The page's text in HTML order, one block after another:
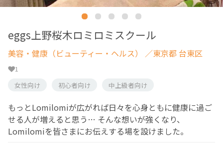
eggs上野桜木ロミロミスクール
美容・健康（ビューティー・ヘルス） ／東京都 台東区
1
女性向け
初心者向け 中上級者向け
もっとLomilomiが広がれば日々を心身ともに健康に過ご
せる人が増えると思う… そんな想いが強くなり、
Lomilomiを皆さまにお伝えする場を設けました。